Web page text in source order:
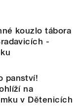
kouzlo tábora
-
panství!
na
v Dětenicích